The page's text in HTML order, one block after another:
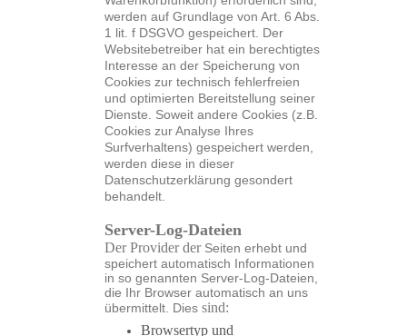
werden auf Grundlage von Art. 6 Abs.
1 lit. f DSGVO gespeichert. Der
Websitebetreiber hat ein berechtigtes
Interesse an der Speicherung von
Cookies zur technisch fehlerfreien
und optimierten Bereitstellung seiner
Dienste. Soweit andere Cookies (z.B.
Cookies zur Analyse Ihres
Surfverhaltens) gespeichert werden,
werden diese in dieser
Datenschutzerklärung gesondert
behandelt.
Server-Log-Dateien
Der Provider derSeiten erhebt und
speichert automatisch Informationen
in so genannten Server-Log-Dateien,
die Ihr Browser automatisch an uns
übermittelt. Dies sind:
Browsertyp und